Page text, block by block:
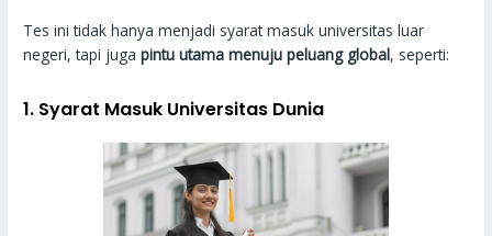
Tes ini tidak hanya menjadi syarat masuk universitas luar
negeri, tapi jugapintu utama menuju peluang global, seperti:
1. Syarat Masuk Universitas Dunia